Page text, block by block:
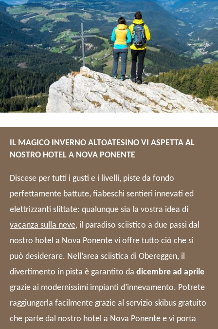
IL MAGICO INVERNO ALTOATESINO VI ASPETTA AL
NOSTRO HOTEL A NOVA PONENTE
Discese per tutti i gusti e i livelli, piste da fondo
perfettamente battute, fiabeschi sentieri innevati ed
elettrizzanti slittate: qualunque sia la vostra idea di
vacanza sulla neve, il paradiso sciistico a due passi dal
nostro hotel a Nova Ponente vi offre tutto ciò che si
può desiderare. Nell’area sciistica di Obereggen, il
divertimento in pista è garantito da dicembre ad aprile
grazie ai modernissimi impianti d’innevamento. Potrete
raggiungerla facilmente grazie al servizio skibus gratuito
che parte dal nostro hotel a Nova Ponente e vi porta